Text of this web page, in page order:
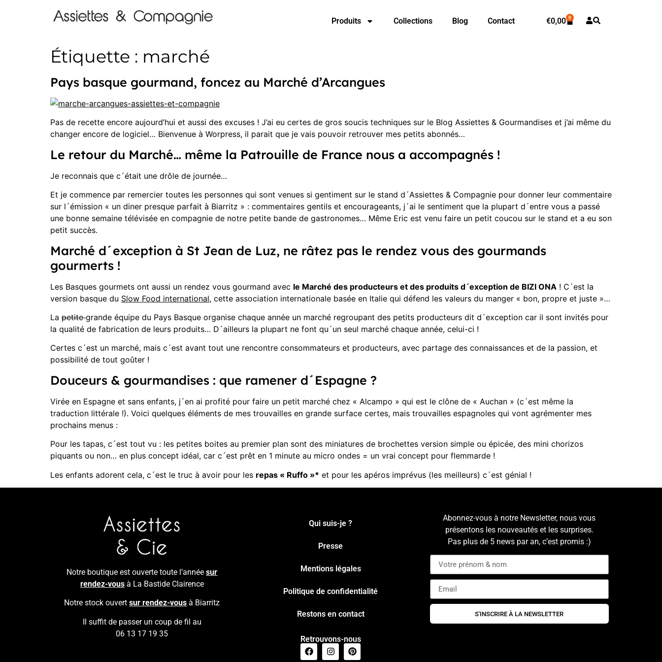
Produits Collections Blog Contact €0,00 0
Étiquette : marché
Pays basque gourmand, foncez au Marché d’Arcangues
Pas de recette encore aujourd’hui et aussi des excuses ! J’ai eu certes de gros soucis techniques sur le Blog Assiettes & Gourmandises et j’ai même du
changer encore de logiciel… Bienvenue à Worpress, il parait que je vais pouvoir retrouver mes petits abonnés…
Le retour du Marché… même la Patrouille de France nous a accompagnés !
Je reconnais que c´était une drôle de journée…
Et je commence par remercier toutes les personnes qui sont venues si gentiment sur le stand d´Assiettes & Compagnie pour donner leur commentaire
sur l´émission « un diner presque parfait à Biarritz » : commentaires gentils et encourageants, j´ai le sentiment que la plupart d´entre vous a passé
une bonne semaine télévisée en compagnie de notre petite bande de gastronomes… Même Eric est venu faire un petit coucou sur le stand et a eu son
petit succès.
Marché d´exception à St Jean de Luz, ne râtez pas le rendez vous des gourmands
gourmerts !
Les Basques gourmets ont aussi un rendez vous gourmand avec le Marché des producteurs et des produits d´exception de BIZI ONA ! C´est la
version basque du Slow Food international, cette association internationale basée en Italie qui défend les valeurs du manger « bon, propre et juste »…
La petitegrande équipe du Pays Basque organise chaque année un marché regroupant des petits producteurs dit d´exception car il sont invités pour
la qualité de fabrication de leurs produits… D´ailleurs la plupart ne font qu´un seul marché chaque année, celui-ci !
Certes c´est un marché, mais c´est avant tout une rencontre consommateurs et producteurs, avec partage des connaissances et de la passion, et
possibilité de tout goûter !
Douceurs & gourmandises : que ramener d´Espagne ?
Virée en Espagne et sans enfants, j´en ai profité pour faire un petit marché chez « Alcampo » qui est le clône de « Auchan » (c´est même la
traduction littérale !). Voici quelques éléments de mes trouvailles en grande surface certes, mais trouvailles espagnoles qui vont agrémenter mes
prochains menus :
Pour les tapas, c´est tout vu : les petites boites au premier plan sont des miniatures de brochettes version simple ou épicée, des mini chorizos
piquants ou non… en plus concept idéal, car c´est prêt en 1 minute au micro ondes = un vrai concept pour flemmarde !
Les enfants adorent cela, c´est le truc à avoir pour les repas « Ruffo »* et pour les apéros imprévus (les meilleurs) c´est génial !
Notre boutique est ouverte toute l’annéesur
rendez-vousà La Bastide Clairence
Notre stock ouvertsur rendez-vous à Biarritz
Il suffit de passer un coup de fil au
06 13 17 19 35
Qui suis-je ?
Presse
Mentions légales
Politique de confidentialité
Restons en contact
Retrouvons-nous
Abonnez-vous à notre Newsletter, nous vous
présentons les nouveautés et les surprises.
Pas plus de 5 news par an, c’est promis :)
S'INSCRIRE À LA NEWSLETTER